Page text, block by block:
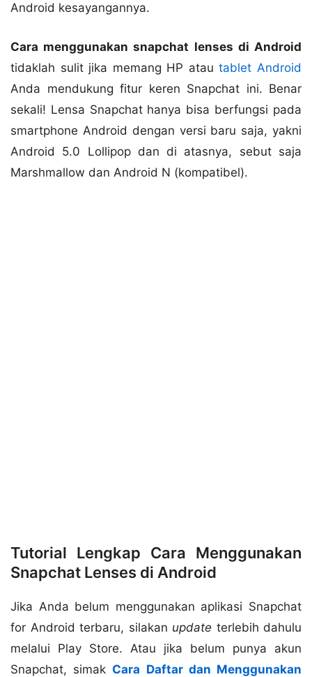
Android kesayangannya.
Cara menggunakan snapchat lenses di Android
tidaklah sulit jika memang HP atautablet Android
Anda mendukung fitur keren Snapchat ini. Benar
sekali! Lensa Snapchat hanya bisa berfungsi pada
smartphone Android dengan versi baru saja, yakni
Android 5.0 Lollipop dan di atasnya, sebut saja
Marshmallow dan Android N (kompatibel).
Tutorial Lengkap Cara Menggunakan
Snapchat Lenses di Android
Jika Anda belum menggunakan aplikasi Snapchat
for Android terbaru, silakan update terlebih dahulu
melalui Play Store. Atau jika belum punya akun
Snapchat, simakCara Daftar dan Menggunakan